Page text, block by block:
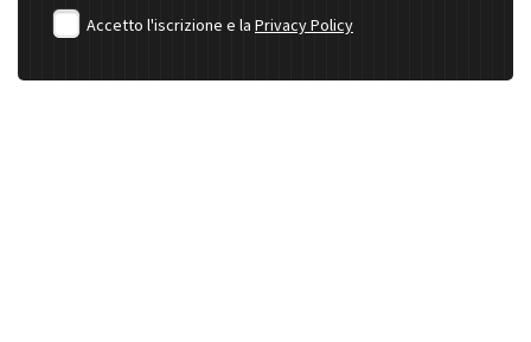
Accetto l'iscrizione e la Privacy Policy